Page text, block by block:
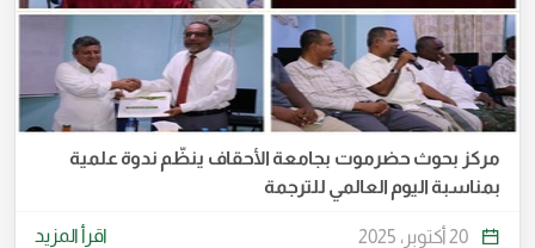
مركز بحوث حضرموت بجامعة الأحقاف ينظّم ندوة علمية
بمناسبة اليوم العالمي للترجمة
20 أكتوبر، 2025 اقرأ المزيد